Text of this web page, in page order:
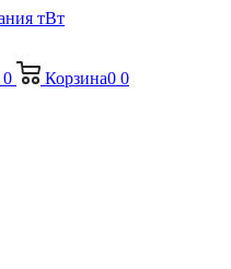
0 Корзина0 0